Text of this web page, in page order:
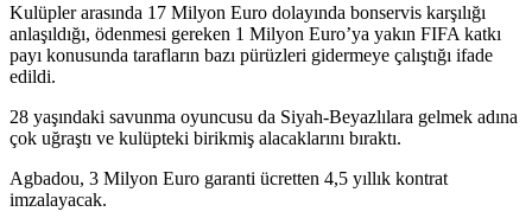
Kulüpler arasında 17 Milyon Euro dolayında bonservis karşılığı
anlaşıldığı, ödenmesi gereken 1 Milyon Euro’ya yakın FIFA katkı
payı konusunda tarafların bazı pürüzleri gidermeye çalıştığı ifade
edildi.
28 yaşındaki savunma oyuncusu da Siyah-Beyazlılara gelmek adına
çok uğraştı ve kulüpteki birikmiş alacaklarını bıraktı.
Agbadou, 3 Milyon Euro garanti ücretten 4,5 yıllık kontrat
imzalayacak.